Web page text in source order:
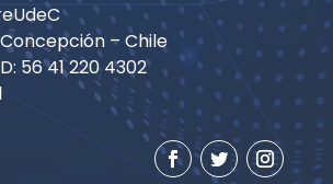
– Chile
56 41 220 4302